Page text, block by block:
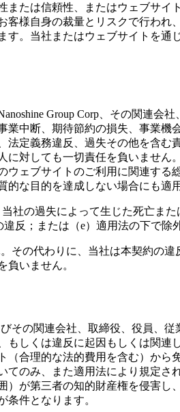
たは信頼性、またはウェブサ
様自身の裁量とリスクで行わ
。当社またはウェブサイトを
Group Corp、その関連
中断、期待節約の損失、事業
定義務違反、過失その他を含
対しても一切責任を負いません
ェブサイトのご利用に関連する
な目的を達成しない場合にも適
社の過失によって生じた死亡ま
反；または（e）適用法の下で除
その代わりに、当社は本契約の
負いません。
その関連会社、取締役、役員、
しくは違反に起因もしくは関
合理的な法的費用を含む）か
のみ、また適用法により規定さ
が第三者の知的財産権を侵害
件となります。